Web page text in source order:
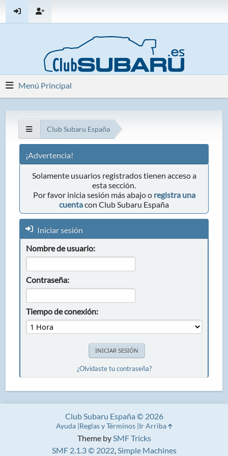
Menú Principal
Club Subaru España
¡Advertencia!
Solamente usuarios registrados tienen acceso a
esta sección.
Por favor inicia sesión más abajo o registra una
cuentacon Club Subaru España
Iniciar sesión
Nombre de usuario:
Contraseña:
Tiempo de conexión:
¿Olvidaste tu contraseña?
Theme bySMF Tricks
SMF 2.1.3 © 2022,Simple Machines
Club Subaru España © 2026
Ayuda Reglas y Términos Ir Arriba